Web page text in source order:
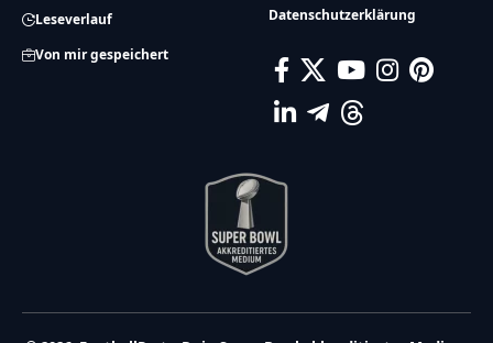
Leseverlauf
Von mir gespeichert
Datenschutzerklärung